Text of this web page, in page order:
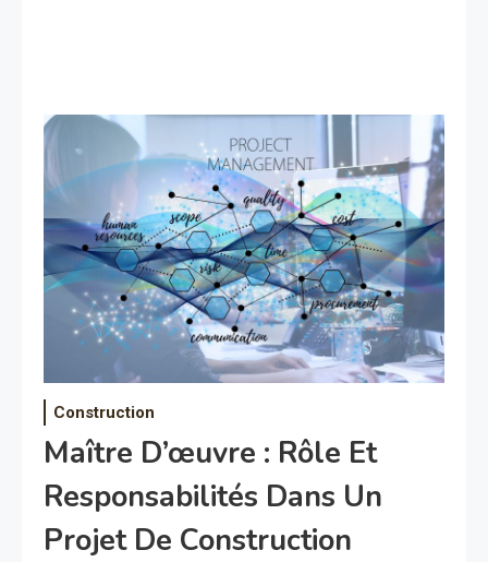
Construction
Maître D’œuvre : Rôle Et
Responsabilités Dans Un
Projet De Construction